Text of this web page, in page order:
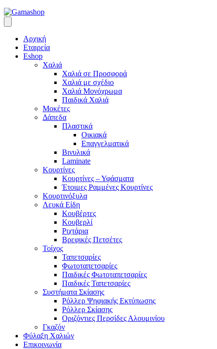
Αρχική
Εταιρεία
Eshop
Χαλιά
Χαλιά σε Προσφορά
Χαλιά με σχέδιο
Χαλιά Μονόχρωμα
Παιδικά Χαλιά
Μοκέτες
Δάπεδα
Πλαστικά
Οικιακά
Επαγγελματικά
Βινυλικά
Laminate
Κουρτίνες
Κουρτίνες – Υφάσματα
Έτοιμες Ραμμένες Κουρτίνες
Κουρτινόξυλα
Λευκά Είδη
Κουβέρτες
Κουβερλί
Ριχτάρια
Βρεφικές Πετσέτες
Τοίχος
Ταπετσαρίες
Φωτοταπετσαρίες
Παιδικές Φωτοταπετσαρίες
Παιδικές Ταπετσαρίες
Συστήματα Σκίασης
Ρόλλερ Ψηφιακής Εκτύπωσης
Ρόλλερ Σκίασης
Οριζόντιες Περσίδες Αλουμινίου
Γκαζόν
Φύλαξη Χαλιών
Επικοινωνία